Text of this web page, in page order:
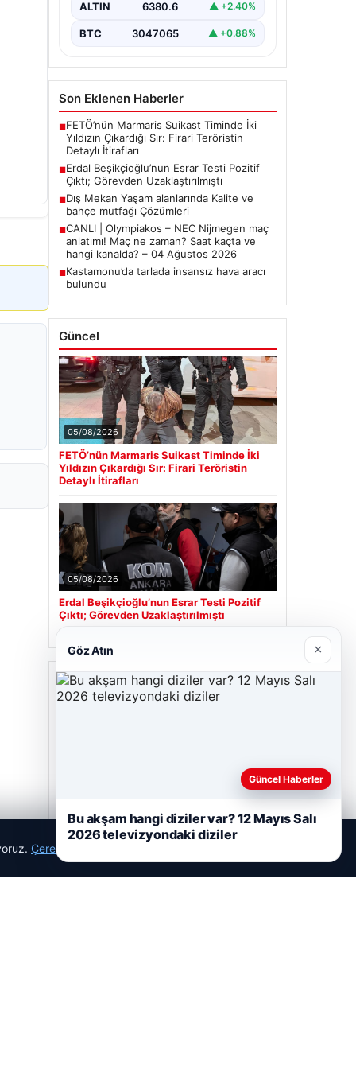
Belediye Başkanı Erdal
ALTIN 6380.6 ▲ +2.40%
BTC 3047065 ▲ +0.88%
Son Eklenen Haberler
■FETÖ’nün Marmaris Suikast Timinde İki
Yıldızın Çıkardığı Sır: Firari Teröristin
Detaylı İtirafları
■Erdal Beşikçioğlu’nun Esrar Testi Pozitif
Çıktı; Görevden Uzaklaştırılmıştı
■Dış Mekan Yaşam alanlarında Kalite ve
bahçe mutfağı Çözümleri
■CANLI | Olympiakos – NEC Nijmegen maç
anlatımı! Maç ne zaman? Saat kaçta ve
hangi kanalda? – 04 Ağustos 2026
■Kastamonu’da tarlada insansız hava aracı
bulundu
Güncel
05/08/2026
FETÖ’nün Marmaris Suikast Timinde İki
Yıldızın Çıkardığı Sır: Firari Teröristin
Detaylı İtirafları
05/08/2026
Erdal Beşikçioğlu’nun Esrar Testi Pozitif
Çıktı; Görevden Uzaklaştırılmıştı
Son Eklenen Firmalar
Çerez Politikamız
Göz Atın ×
Güncel Haberler
Bu akşam hangi diziler var? 12 Mayıs Salı
2026 televizyondaki diziler